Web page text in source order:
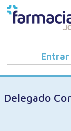
BUSCAR
OFERTAS DE
COMO
PORQUÉ
BLOG
Entrar
Delegado